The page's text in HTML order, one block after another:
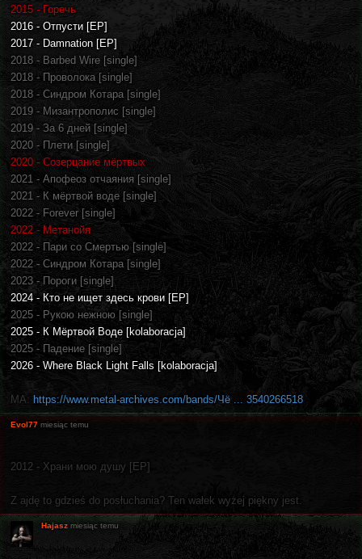
2015 - Горечь
2016 - Отпусти [EP]
2017 - Damnation [EP]
2018 - Barbed Wire [single]
2018 - Проволока [single]
2018 - Синдром Котара [single]
2019 - Мизантрополис [single]
2019 - За 6 дней [single]
2020 - Плети [single]
2020 - Созерцание мёртвых
2021 - Апофеоз отчаяния [single]
2021 - К мёртвой воде [single]
2022 - Forever [single]
2022 - Метанойя
2022 - Пари со Смертью [single]
2022 - Синдром Котара [single]
2023 - Пороги [single]
2024 - Кто не ищет здесь крови [EP]
2025 - Рукою нежною [single]
2025 - К Мёртвой Воде [kolaboracja]
2025 - Падение [single]
2026 - Where Black Light Falls [kolaboracja]
MA: https://www.metal-archives.com/bands/Чё ... 3540266518
Evol77 miesiąc temu
2012 - Храни мою душу [EP]
Z ajdę to gdzieś do posłuchania? Ten wałek wyżej piękny jest.
Hajasz miesiąc temu